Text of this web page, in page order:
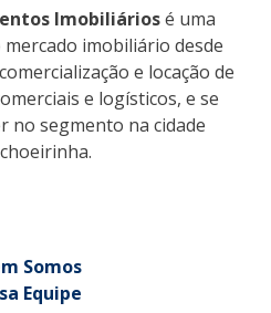
Imobiliáriosé uma
imobiliário desde
e locação de
e logísticos, e se
no segmento na cidade
Somos
Equipe